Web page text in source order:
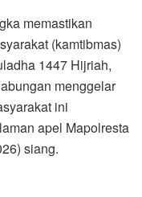
memastikan
(kamtibmas)
1447 Hijriah,
menggelar
ini
apel Mapolresta
siang.